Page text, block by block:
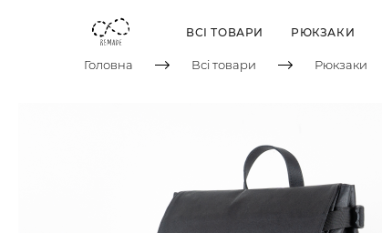
ВСІ ТОВАРИ РЮКЗАКИ
Головна Всі товари Рюкзаки